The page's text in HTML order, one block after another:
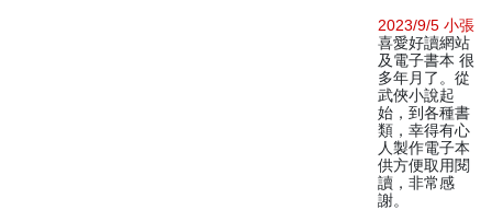
2023/9/5 小張
喜愛好讀網站
及電子書本 很
多年月了。從
武俠小說起
始，到各種書
類，幸得有心
人製作電子本
供方便取用閱
讀，非常感
謝。